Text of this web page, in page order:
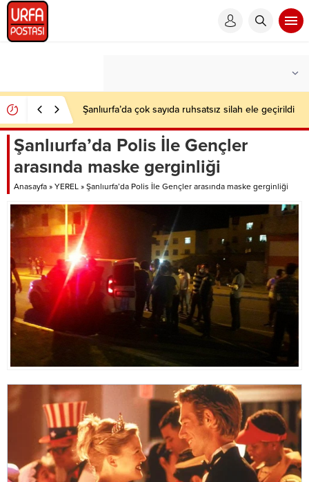
Şanlıurfa’da çok sayıda ruhsatsız silah ele geçirildi
Şanlıurfa’da Polis İle Gençler
arasında maske gerginliği
Anasayfa » YEREL » Şanlıurfa’da Polis İle Gençler arasında maske gerginliği